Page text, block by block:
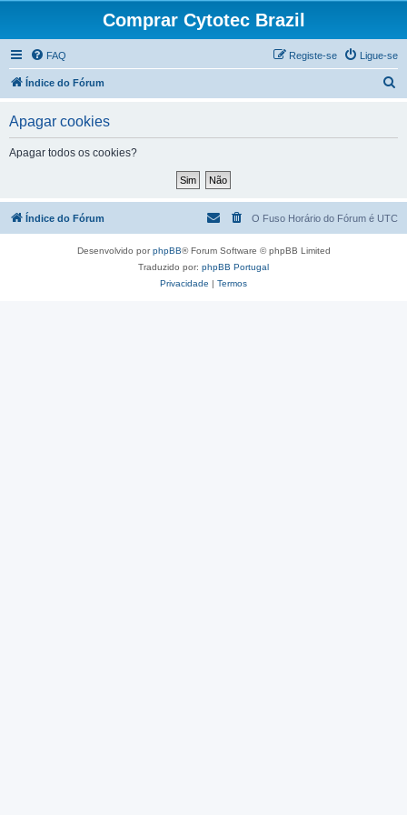
Comprar Cytotec Brazil
FAQ Ligue-se
Registe-se
Índice do Fórum
a
Apagar cookies
Apagar todos os cookies?
Índice do Fórum O Fuso Horário do Fórum é UTC
Desenvolvido porphpBB® Forum Software © phpBB Limited
Traduzido por: phpBB Portugal
Privacidade | Termos